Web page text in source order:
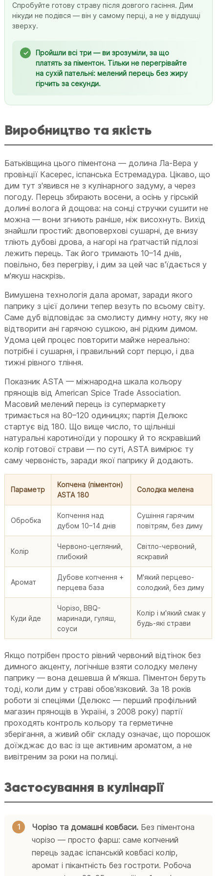
Спробуйте готову страву після довгого гасіння. Дим
нікуди не подівся — він у самому перці, а не у віддушці
зверху.
Пройшли всі три — ви зрозуміли, за що
платять за піментон. Тільки не перегрівайте
на сухій пательні: мелений перець без жиру
гірчить за секунди.
Виробництво та якість
Батьківщина цього піментона — долина Ла-Вера у
провінції Касерес, іспанська Естремадура. Цікаво, що
дим тут з'явився не з кулінарного задуму, а через
погоду. Перець збирають восени, а осінь у гірській
долині волога й дощова: на сонці стручки сушити не
можна — вони згниють раніше, ніж висохнуть. Вихід
знайшли простий: двоповерхові сушарні, де внизу
тліють дубові дрова, а нагорі на ґратчастій підлозі
лежить перець. Так його тримають 10–14 днів,
повільно, без перегріву, і дим за цей час в'їдається у
м'якуш наскрізь.
Вимушена технологія дала аромат, заради якого
паприку з цієї долини тепер везуть по всьому світу.
Саме дуб відповідає за смолисту димну ноту, яку не
відтворити ані гарячою сушкою, ані рідким димом.
Удома цей процес повторити майже нереально:
потрібні і сушарня, і правильний сорт перцю, і два
тижні рівного тління.
Показник ASTA — міжнародна шкала кольору
прянощів від American Spice Trade Association.
Масовий мелений перець із супермаркету
тримається на 80–120 одиницях; партія Делюкс
стартує від 180. Що вище число, то щільніші
натуральні каротиноїди у порошку й то яскравіший
колір готової страви — по суті, ASTA вимірює ту
саму червоність, заради якої паприку й додають.
Параметр
Копчена (піментон)
ASTA 180
Солодка мелена
Обробка
Копчення над
дубом 10–14 днів
Сушіння гарячим
повітрям, без диму
Колір
Червоно-цегляний,
глибокий
Світло-червоний,
яскравий
Аромат
Дубове копчення +
перцева база
М'який перцево-
солодкий, без диму
Куди йде
Чорізо, BBQ-
маринади, гуляш,
соуси
Колір і м'який смак у
будь-які страви
Якщо потрібен просто рівний червоний відтінок без
димного акценту, логічніше взяти солодку мелену
паприку — вона дешевша й м'якша. Піментон беруть
тоді, коли дим у страві обов'язковий. За 18 років
роботи зі спеціями (Делюкс — перший профільний
магазин прянощів в Україні, з 2008 року) партії
проходять контроль кольору та герметичне
зберігання, а живий обіг складу означає, що порошок
доїжджає до вас із ще активним ароматом, а не
вивітреним за роки на полиці.
Застосування в кулінарії
Чорізо та домашні ковбаси. Без піментона
чорізо — просто фарш: саме копчений
перець задає іспанській ковбасі колір,
аромат і пікантність без гостроти. Робоча